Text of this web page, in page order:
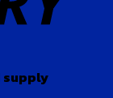
supply